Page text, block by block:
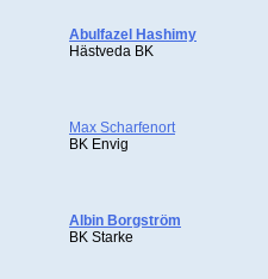
Abulfazel Hashimy
Hästveda BK
Max Scharfenort
BK Envig
Albin Borgström
BK Starke